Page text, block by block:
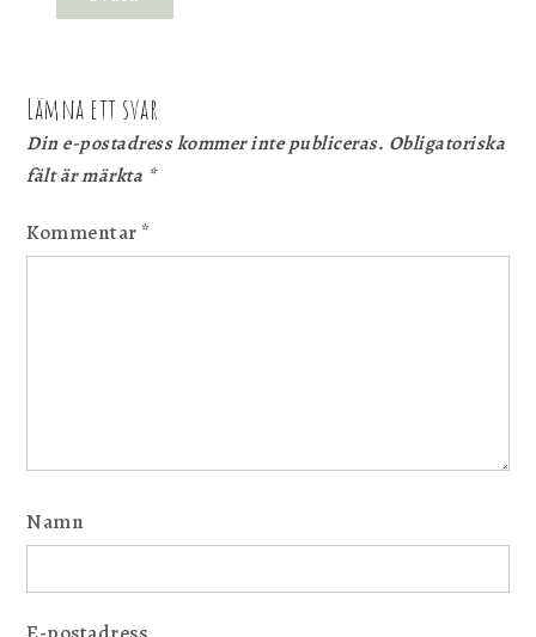
Lämna ett svar
Din e-postadress kommer inte publiceras. Obligatoriska
fält är märkta *
Kommentar*
Namn